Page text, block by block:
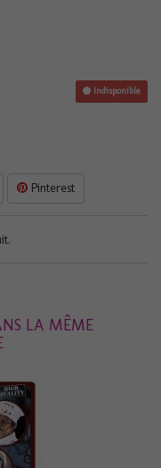
Indisponible
Pinterest
LA MÊME